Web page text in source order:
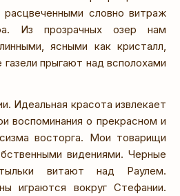
словно витраж
Из прозрачных озер нам
ясными как кристалл,
прыгают над всполохами
Идеальная красота извлекает
воспоминания о прекрасном и
восторга. Мои товарищи
видениями. Черные
витают над Раулем.
играются вокруг Стефании.